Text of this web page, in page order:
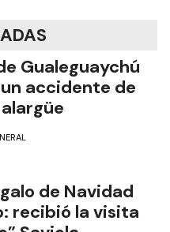
Gualeguaychú
accidente de
de Navidad
recibió la visita